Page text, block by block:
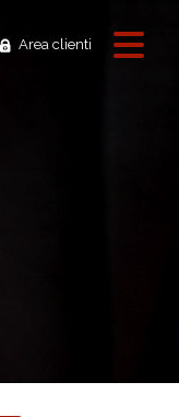
Area clienti